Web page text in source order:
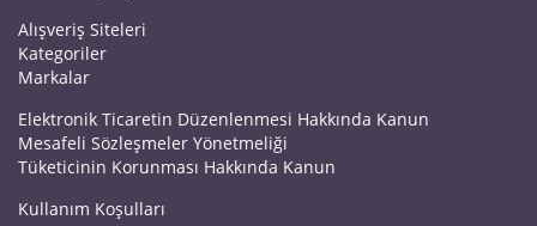
Alışveriş Siteleri
Kategoriler
Markalar
Elektronik Ticaretin Düzenlenmesi Hakkında Kanun
Mesafeli Sözleşmeler Yönetmeliği
Tüketicinin Korunması Hakkında Kanun
Kullanım Koşulları